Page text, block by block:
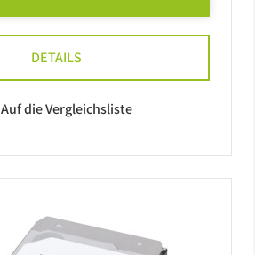
DETAILS
Auf die Vergleichsliste